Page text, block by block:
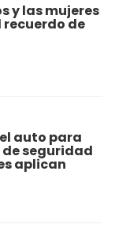
y las mujeres
de
auto para
seguridad
aplican